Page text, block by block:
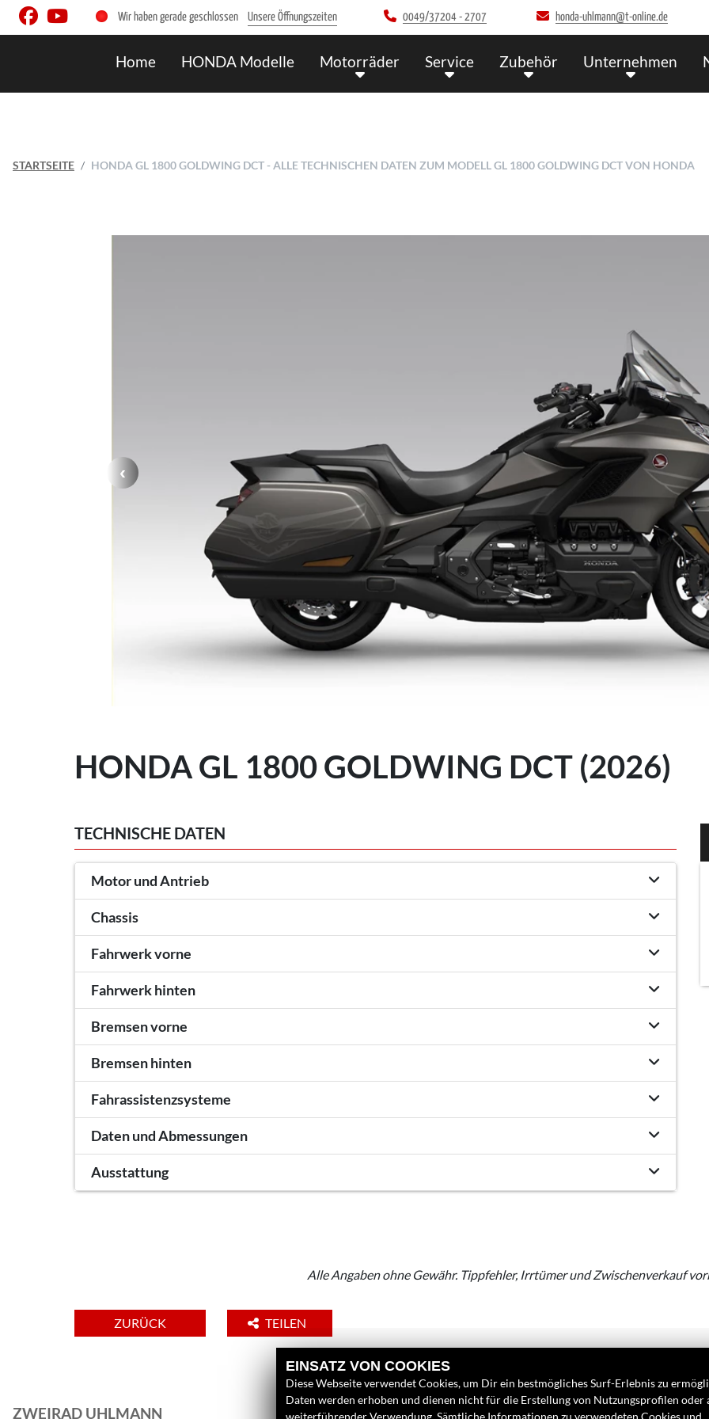
Wir haben gerade geschlossen Unsere Öffnungszeiten 0049/37204 - 2707 honda-uhlmann@t-online.de
Home HONDA Modelle Motorräder Service Zubehör Unternehmen
STARTSEITE HONDA GL 1800 GOLDWING DCT - ALLE TECHNISCHEN DATEN ZUM MODELL GL 1800 GOLDWING DCT VON HONDA
HONDA GL 1800 GOLDWING DCT (2026)
TECHNISCHE DATEN
Motor und Antrieb
Chassis
Fahrwerk vorne
Fahrwerk hinten
Bremsen vorne
Bremsen hinten
Fahrassistenzsysteme
Daten und Abmessungen
Ausstattung
Alle Angaben ohne Gewähr. Tippfehler, Irrtümer und Zwischenverkauf
ZURÜCK TEILEN
ZWEIRAD UHLMANN LINKS FINDEN SIE UNS
EINSATZ VON COOKIES
Diese Webseite verwendet Cookies, um Dir ein bestmögliches Surf-Erlebnis zu
Daten werden erhoben und dienen nicht für die Erstellung von Nutzungsprofilen oder
weiterführender Verwendung. Sämtliche Informationen zu verwendeten Cookies und